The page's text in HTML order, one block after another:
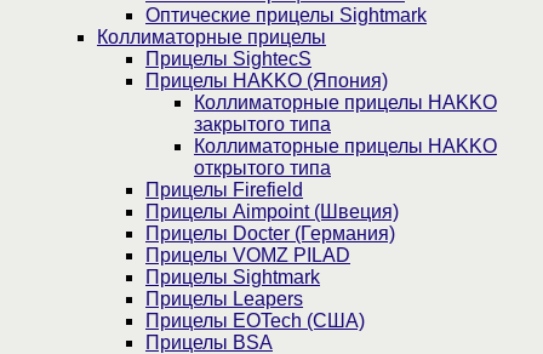
Оптические прицелы Sightmark
Коллиматорные прицелы
Прицелы SightecS
Прицелы HAKKO (Япония)
Коллиматорные прицелы HAKKO
закрытого типа
Коллиматорные прицелы HAKKO
открытого типа
Прицелы Firefield
Прицелы Aimpoint (Швеция)
Прицелы Docter (Германия)
Прицелы VOMZ PILAD
Прицелы Sightmark
Прицелы Leapers
Прицелы EOTech (США)
Прицелы BSA